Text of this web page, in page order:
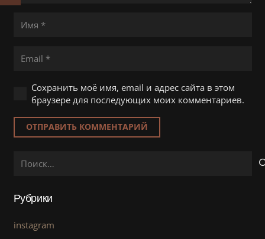
Сохранить моё имя, email и адрес сайта в этом
браузере для последующих моих комментариев.
ОТПРАВИТЬ КОММЕНТАРИЙ
Рубрики
instagram